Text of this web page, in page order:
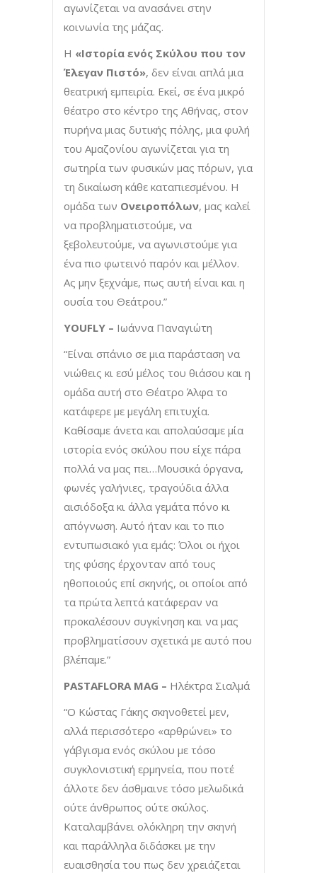
αγωνίζεται να ανασάνει στην
κοινωνία της μάζας.
Η «Ιστορία ενός Σκύλου που τον
Έλεγαν Πιστό», δεν είναι απλά μια
θεατρική εμπειρία. Εκεί, σε ένα μικρό
θέατρο στο κέντρο της Αθήνας, στον
πυρήνα μιας δυτικής πόλης, μια φυλή
του Αμαζονίου αγωνίζεται για τη
σωτηρία των φυσικών μας πόρων, για
τη δικαίωση κάθε καταπιεσμένου. Η
ομάδα των Ονειροπόλων, μας καλεί
να προβληματιστούμε, να
ξεβολευτούμε, να αγωνιστούμε για
ένα πιο φωτεινό παρόν και μέλλον.
Ας μην ξεχνάμε, πως αυτή είναι και η
ουσία του Θεάτρου.”
YOUFLY – Ιωάννα Παναγιώτη
“Είναι σπάνιο σε μια παράσταση να
νιώθεις κι εσύ μέλος του θιάσου και η
ομάδα αυτή στο Θέατρο Άλφα το
κατάφερε με μεγάλη επιτυχία.
Καθίσαμε άνετα και απολαύσαμε μία
ιστορία ενός σκύλου που είχε πάρα
πολλά να μας πει…Μουσικά όργανα,
φωνές γαλήνιες, τραγούδια άλλα
αισιόδοξα κι άλλα γεμάτα πόνο κι
απόγνωση. Αυτό ήταν και το πιο
εντυπωσιακό για εμάς: Όλοι οι ήχοι
της φύσης έρχονταν από τους
ηθοποιούς επί σκηνής, οι οποίοι από
τα πρώτα λεπτά κατάφεραν να
προκαλέσουν συγκίνηση και να μας
προβληματίσουν σχετικά με αυτό που
βλέπαμε.”
PASTAFLORA MAG – Ηλέκτρα Σιαλμά
“Ο Κώστας Γάκης σκηνοθετεί μεν,
αλλά περισσότερο «αρθρώνει» το
γάβγισμα ενός σκύλου με τόσο
συγκλονιστική ερμηνεία, που ποτέ
άλλοτε δεν άσθμαινε τόσο μελωδικά
ούτε άνθρωπος ούτε σκύλος.
Καταλαμβάνει ολόκληρη την σκηνή
και παράλληλα διδάσκει με την
ευαισθησία του πως δεν χρειάζεται